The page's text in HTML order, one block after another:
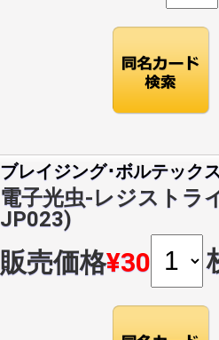
ブレイジング･ボルテック
電子光虫-レジストラ
JP023)
販売価格¥30